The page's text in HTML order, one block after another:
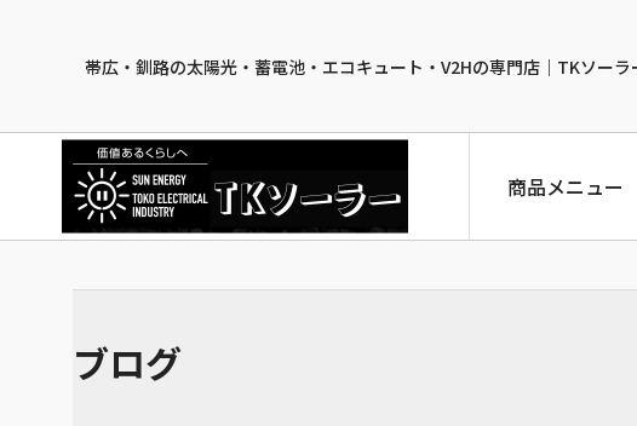
帯広・釧路の太陽光・蓄電池・エコキュート・V2Hの専門店｜TKソーラ
商品メニュー
ブログ